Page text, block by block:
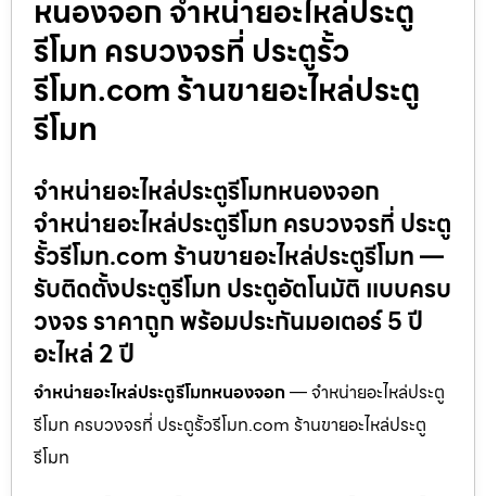
หนองจอก จำหน่ายอะไหล่ประตู
รีโมท ครบวงจรที่ ประตูรั้ว
รีโมท.com ร้านขายอะไหล่ประตู
รีโมท
จำหน่ายอะไหล่ประตูรีโมทหนองจอก
จำหน่ายอะไหล่ประตูรีโมท ครบวงจรที่ ประตู
รั้วรีโมท.com ร้านขายอะไหล่ประตูรีโมท —
รับติดตั้งประตูรีโมท ประตูอัตโนมัติ แบบครบ
วงจร ราคาถูก พร้อมประกันมอเตอร์ 5 ปี
อะไหล่ 2 ปี
จำหน่ายอะไหล่ประตูรีโมทหนองจอก— จำหน่ายอะไหล่ประตู
รีโมท ครบวงจรที่ ประตูรั้วรีโมท.com ร้านขายอะไหล่ประตู
รีโมท